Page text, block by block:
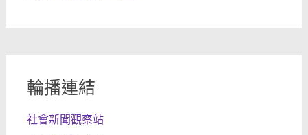
輪播連結
社會新聞觀察站